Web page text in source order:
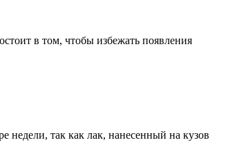
в том, чтобы избежать появления
недели, так как лак, нанесенный на кузов